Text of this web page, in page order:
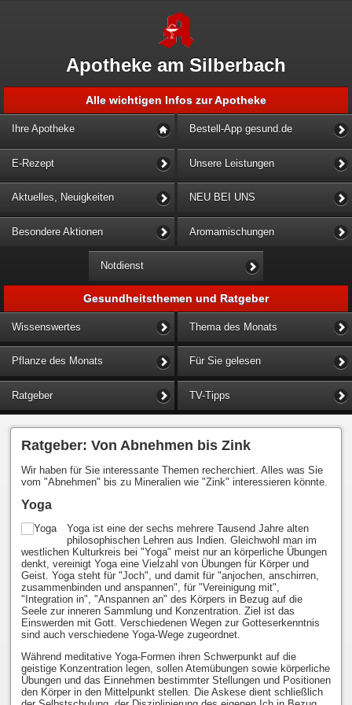
Apotheke am Silberbach
Alle wichtigen Infos zur Apotheke
Ihre Apotheke Bestell-App gesund.de
E-Rezept Unsere Leistungen
Aktuelles, Neuigkeiten NEU BEI UNS
Besondere Aktionen Aromamischungen
Notdienst
Gesundheitsthemen und Ratgeber
Wissenswertes Thema des Monats
Pflanze des Monats Für Sie gelesen
Ratgeber TV-Tipps
Ratgeber: Von Abnehmen bis Zink
Wir haben für Sie interessante Themen recherchiert. Alles was Sie
vom "Abnehmen" bis zu Mineralien wie "Zink" interessieren könnte.
Yoga
Yoga ist eine der sechs mehrere Tausend Jahre alten
philosophischen Lehren aus Indien. Gleichwohl man im
westlichen Kulturkreis bei "Yoga" meist nur an körperliche Übungen
denkt, vereinigt Yoga eine Vielzahl von Übungen für Körper und
Geist. Yoga steht für "Joch", und damit für "anjochen, anschirren,
zusammenbinden und anspannen", für "Vereinigung mit",
"Integration in", "Anspannen an" des Körpers in Bezug auf die
Seele zur inneren Sammlung und Konzentration. Ziel ist das
Einswerden mit Gott. Verschiedenen Wegen zur Gotteserkenntnis
sind auch verschiedene Yoga-Wege zugeordnet.
Während meditative Yoga-Formen ihren Schwerpunkt auf die
geistige Konzentration legen, sollen Atemübungen sowie körperliche
Übungen und das Einnehmen bestimmter Stellungen und Positionen
den Körper in den Mittelpunkt stellen. Die Askese dient schließlich